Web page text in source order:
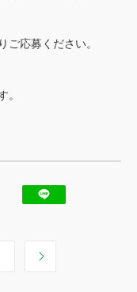
ご応募ください。
。